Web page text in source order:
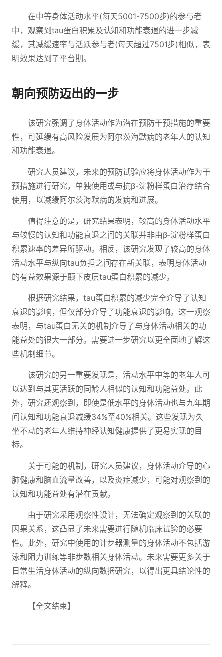
在中等身体活动水平(每天5001-7500步)的参与者
中，观察到tau蛋白积累及认知和功能衰退的进一步减
缓，其减缓速率与活跃参与者(每天超过7501步)相似，表
明效果达到了平台期。
朝向预防迈出的一步
该研究强调了身体活动作为潜在预防干预措施的重要
性，可延缓有高风险发展为阿尔茨海默病的老年人的认知
和功能衰退。
研究人员建议，未来的预防试验应将身体活动作为干
预措施进行研究，单独使用或与抗β-淀粉样蛋白治疗结合
使用，以减缓阿尔茨海默病的发病和进展。
值得注意的是，研究结果表明，较高的身体活动水平
与较慢的认知和功能衰退之间的关联并非由β-淀粉样蛋白
积累速率的差异所驱动。相反，该研究发现了较高的身体
活动水平与纵向tau负担之间存在新关联，表明身体活动
的有益效果源于颞下皮层tau蛋白积累的减少。
根据研究结果，tau蛋白积累的减少完全介导了认知
衰退的影响，但仅部分介导了功能衰退的影响。这一观察
表明，与tau蛋白无关的机制介导了与身体活动相关的功
能益处的很大一部分。需要进一步研究以更全面地了解这
些机制细节。
该研究的另一重要发现是，活动水平中等的老年人可
以达到与其更活跃的同龄人相似的认知和功能益处。此
外，研究还观察到，即使是低水平的身体活动也与九年期
间认知和功能衰退减缓34%至40%相关。这些发现为久
坐不动的老年人维持神经认知健康提供了更易实现的目
标。
关于可能的机制，研究人员建议，身体活动介导的心
肺健康和脑血流量改善，以及炎症减少，可能对观察到的
认知和功能益处有潜在贡献。
由于研究采用观察性设计，无法确定观察到的关联的
因果关系，这凸显了未来需要进行随机临床试验的必要
性。此外，研究中使用的计步器测量的身体活动不包括游
泳和阻力训练等非步数相关身体活动。未来需要更多关于
日常生活身体活动的纵向数据研究，以得出更具结论性的
解释。
【全文结束】